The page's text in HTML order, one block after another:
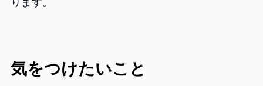
ります。
気をつけたいこと